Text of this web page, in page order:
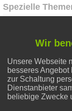
Spezielle
Wir
Unsere Webseite
besseres
zur Schaltung
Dienstanbieter
beliebige Zwecke